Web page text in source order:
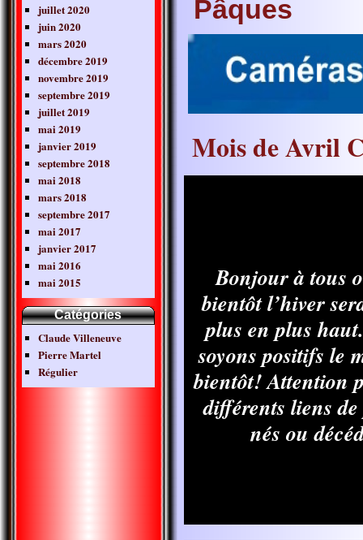
juillet 2020
juin 2020
mars 2020
décembre 2019
novembre 2019
septembre 2019
juillet 2019
mai 2019
janvier 2019
septembre 2018
mai 2018
mars 2018
septembre 2017
mai 2017
janvier 2017
mai 2016
mai 2015
Catégories
Claude Villeneuve
Pierre Martel
Régulier
Pâques
Mois de Avril
Bonjour à tous
bientôt l’hiver
plus en plus
soyons positifs le
bientôt! Attention
différents liens
nés ou